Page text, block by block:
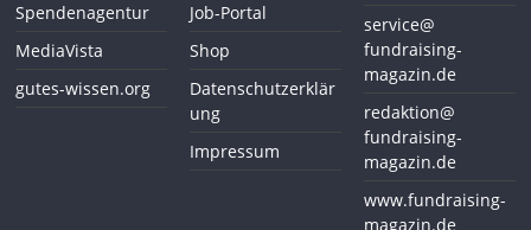
Spendenagentur
MediaVista
gutes-wissen.org
Job-Portal
Shop
Datenschutzerklär
ung
Impressum
service@
fundraising-
magazin.de
redaktion@
fundraising-
magazin.de
www.fundraising-
magazin.de